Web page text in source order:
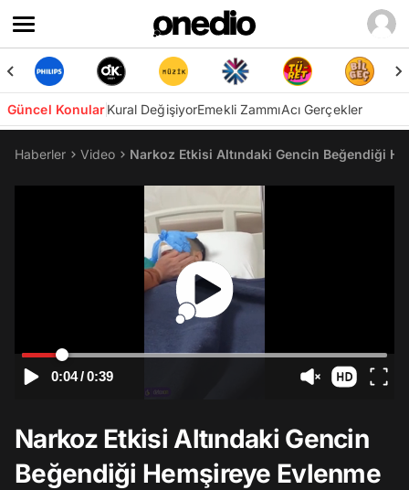
Güncel KonularKural DeğişiyorEmekli ZammıAcı Gerçekler
Haberler Video Narkoz Etkisi Altındaki Gencin Beğendiği
0:04/0:39
Narkoz Etkisi Altındaki Gencin
Beğendiği Hemşireye Evlenme